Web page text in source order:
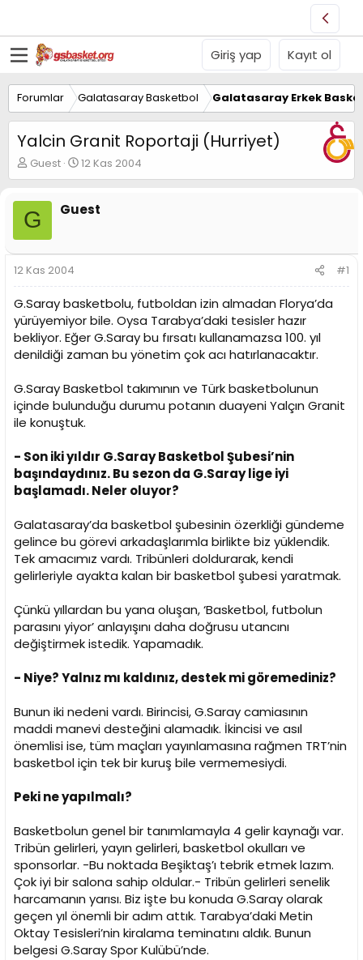
Giriş yap Kayıt ol
Forumlar Galatasaray Basketbol Galatasaray Erkek
Yalcin Granit Roportaji (Hurriyet)
K
o
u
y
B
a
ş
a
t
a
n
Guest
B
a
l
g
a
r
i
h
12 Kas 2004
G Guest
12 Kas 2004 #1
G.Saray basketbolu, futboldan izin almadan Florya’da
yürüyemiyor bile. Oysa Tarabya’daki tesisler hazır
bekliyor. Eğer G.Saray bu fırsatı kullanamazsa 100. yıl
denildiği zaman bu yönetim çok acı hatırlanacaktır.
G.Saray Basketbol takımının ve Türk basketbolunun
içinde bulunduğu durumu potanın duayeni Yalçın Granit
ile konuştuk.
- Son iki yıldır G.Saray Basketbol Şubesi’nin
başındaydınız. Bu sezon da G.Saray lige iyi
başlamadı. Neler oluyor?
Galatasaray’da basketbol şubesinin özerkliği gündeme
gelince bu görevi arkadaşlarımla birlikte biz yüklendik.
Tek amacımız vardı. Tribünleri doldurarak, kendi
gelirleriyle ayakta kalan bir basketbol şubesi yaratmak.
Çünkü yıllardan bu yana oluşan, ‘Basketbol, futbolun
parasını yiyor’ anlayışını daha doğrusu utancını
değiştirmek istedik. Yapamadık.
- Niye? Yalnız mı kaldınız, destek mi göremediniz?
Bunun iki nedeni vardı. Birincisi, G.Saray camiasının
maddi manevi desteğini alamadık. İkincisi ve asıl
önemlisi ise, tüm maçları yayınlamasına rağmen TRT’nin
basketbol için tek bir kuruş bile vermemesiydi.
Peki ne yapılmalı?
Basketbolun genel bir tanımlamayla 4 gelir kaynağı var.
Tribün gelirleri, yayın gelirleri, basketbol okulları ve
sponsorlar. -Bu noktada Beşiktaş’ı tebrik etmek lazım.
Çok iyi bir salona sahip oldular.- Tribün gelirleri senelik
harcamanın yarısı. Biz işte bu konuda G.Saray olarak
geçen yıl önemli bir adım attık. Tarabya’daki Metin
Oktay Tesisleri’nin kiralama teminatını aldık. Bunun
belgesi G.Saray Spor Kulübü’nde.